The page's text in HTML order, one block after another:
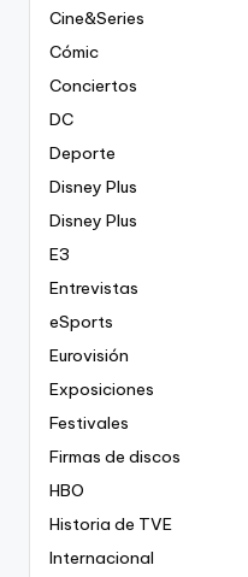
Cine&Series
Cómic
Conciertos
DC
Deporte
Disney Plus
Disney Plus
E3
Entrevistas
eSports
Eurovisión
Exposiciones
Festivales
Firmas de discos
HBO
Historia de TVE
Internacional